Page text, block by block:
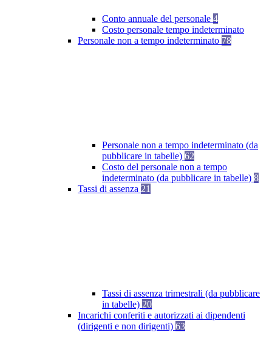
Conto annuale del personale 4
Costo personale tempo indeterminato
Personale non a tempo indeterminato 78
Personale non a tempo indeterminato (da
pubblicare in tabelle) 62
Costo del personale non a tempo
indeterminato (da pubblicare in tabelle) 8
Tassi di assenza 21
Tassi di assenza trimestrali (da pubblicare
in tabelle) 20
Incarichi conferiti e autorizzati ai dipendenti
(dirigenti e non dirigenti) 63